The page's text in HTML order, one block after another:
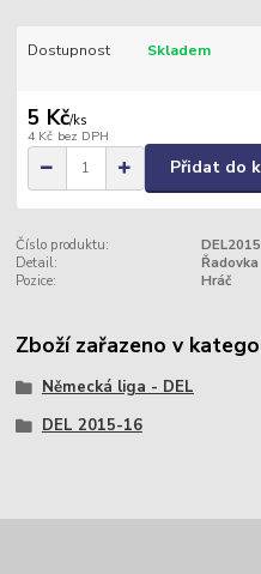
Dostupnost Skladem
5 Kč/ks
4 Kč bez DPH
Přidat do
Číslo produktu:
Detail:
Řadovka
Pozice:
Hráč
Zboží zařazeno v
Německá liga - DEL
DEL 2015-16